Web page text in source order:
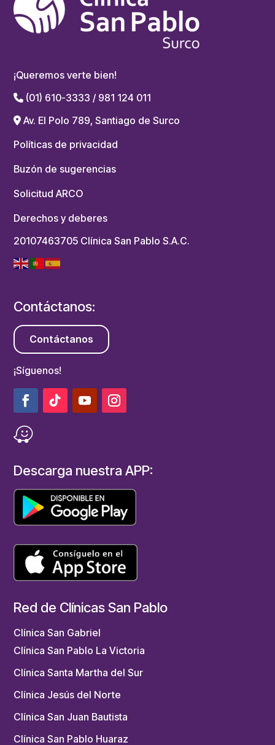
¡Queremos verte bien!
(01) 610-3333 / 981 124 011
Av. El Polo 789, Santiago de Surco
Políticas de privacidad
Buzón de sugerencias
Solicitud ARCO
Derechos y deberes
20107463705 Clínica San Pablo S.A.C.
Contáctanos:
Contáctanos
¡Síguenos!
Descarga nuestra APP:
Red de Clínicas San Pablo
Clínica San Gabriel
Clínica San Pablo La Victoria
Clínica Santa Martha del Sur
Clínica Jesús del Norte
Clínica San Juan Bautista
Clínica San Pablo Huaraz